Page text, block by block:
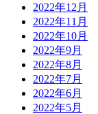
2022年12月
2022年11月
2022年10月
2022年9月
2022年8月
2022年7月
2022年6月
2022年5月